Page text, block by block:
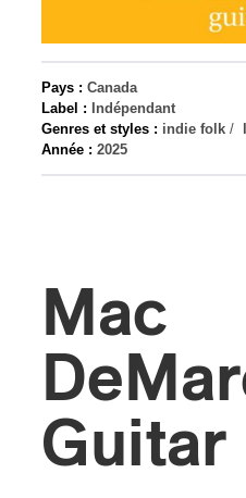
Pays : Canada
Label :
Indépendant
Genres et styles : indie folk /
Année : 2025
Mac
Guitar